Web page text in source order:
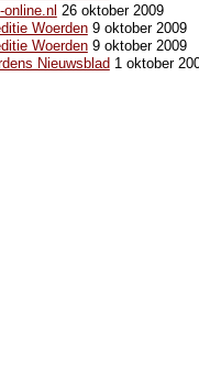
online.nl 26 oktober 2009
Woerden9 oktober 2009
Woerden9 oktober 2009
Nieuwsblad 1 oktober